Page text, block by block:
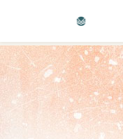
Skip
navigation